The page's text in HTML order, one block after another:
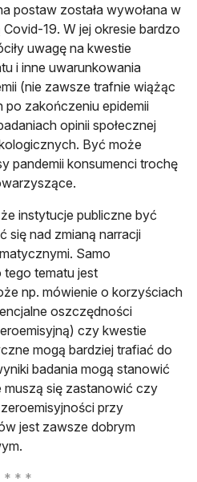
postaw została wywołana w
19. W jej okresie bardzo
uwagę na kwestie
i inne uwarunkowania
(nie zawsze trafnie wiążąc
zakończeniu epidemii
opinii społecznej
Być może
pandemii konsumenci trochę
instytucje publiczne być
się nad zmianą narracji
Samo
tematu jest
np. mówienie o korzyściach
oszczędności
czy kwestie
mogą bardziej trafiać do
badania mogą stanowić
się zastanowić czy
przy
jest zawsze dobrym